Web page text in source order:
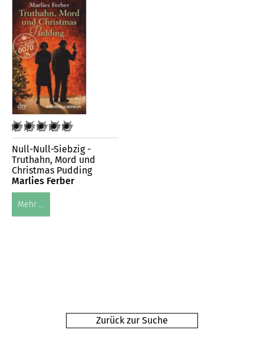
Null-Null-Siebzig -
Truthahn, Mord und
Christmas Pudding
Marlies Ferber
Mehr ...
Zurück zur Suche